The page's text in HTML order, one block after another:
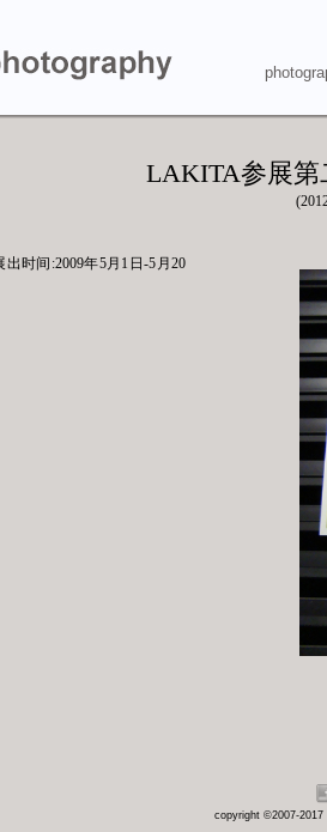
LAKITA参展第
时间:2009年5月1日-5月20
copyright ©2007-2017